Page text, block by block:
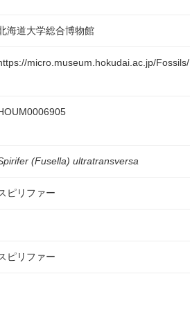
海道大学総合博物館
micro.museum.hokudai.ac.jp/Fossils/
(Fusella) ultratransversa
ピリファー
ピリファー